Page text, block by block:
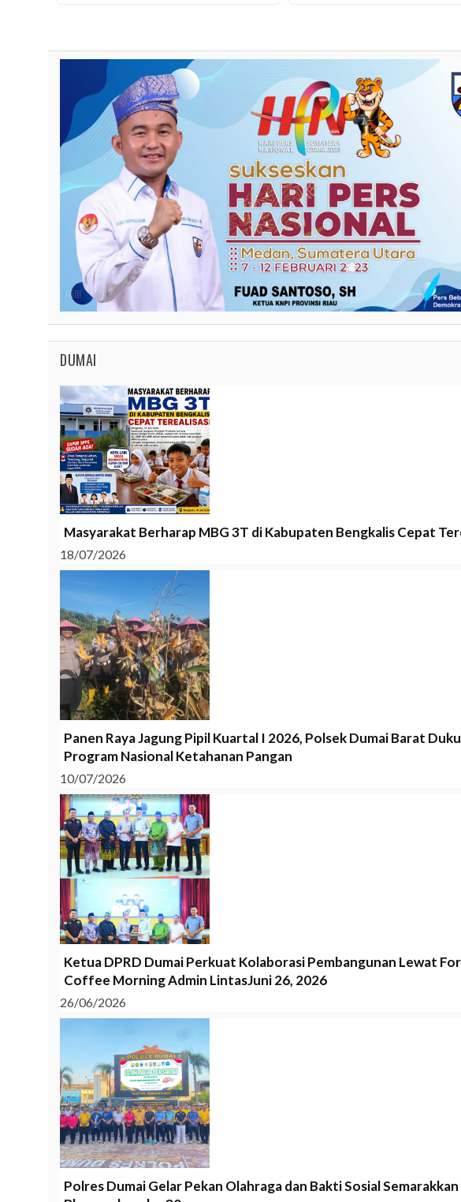
DUMAI
Masyarakat Berharap MBG 3T di Kabupaten Bengkalis Cepat
18/07/2026
Panen Raya Jagung Pipil Kuartal I 2026, Polsek Dumai Barat
Program Nasional Ketahanan Pangan
10/07/2026
Ketua DPRD Dumai Perkuat Kolaborasi Pembangunan Lewat
Coffee Morning Admin LintasJuni 26, 2026
26/06/2026
Polres Dumai Gelar Pekan Olahraga dan Bakti Sosial